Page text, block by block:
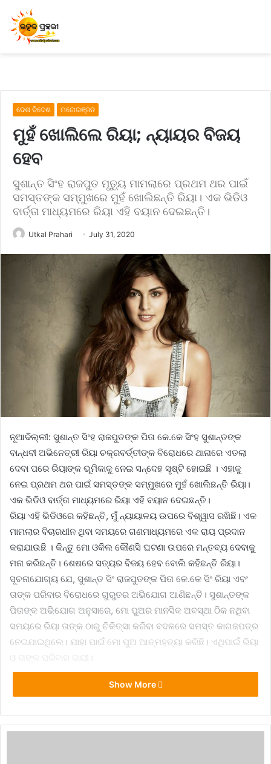
ଦେଶ ବିଦେଶ ମନୋରଞ୍ଜନ
ମୁହଁ ଖୋଲିଲେ ରିୟା; ନ୍ୟାୟର ବିଜୟ
ହେବ
ସୁଶାନ୍ତ ସିଂହ ରାଜପୁତ ମୃତ୍ୟୁ ମାମଲାରେ ପ୍ରଥମ ଥର ପାଇଁ
ସମସ୍ତଙ୍କ ସମ୍ମୁଖରେ ମୁହଁ ଖୋଲିଛନ୍ତି ରିୟା। ଏକ ଭିଡିଓ
ବାର୍ତ୍ତା ମାଧ୍ୟମରେ ରିୟା ଏହି ବୟାନ ଦେଇଛନ୍ତି।
Utkal Prahari July 31, 2020
ନୂଆଦିଲ୍ଲୀ: ସୁଶାନ୍ତ ସିଂହ ରାଜପୁତଙ୍କ ପିତା କେ.କେ ସିଂହ ସୁଶାନ୍ତଙ୍କ
ବାନ୍ଧବୀ ଅଭିନେତ୍ରୀ ରିୟା ଚକ୍ରବର୍ତ୍ତୀଙ୍କ ବିରୋଧରେ ଥାନାରେ ଏତଲା
ଦେବା ପରେ ରିୟାଙ୍କ ଭୂମିକାକୁ ନେଇ ସନ୍ଦେହ ସୃଷ୍ଟି ହୋଇଛି । ଏହାକୁ
ନେଇ ପ୍ରଥମ ଥର ପାଇଁ ସମସ୍ତଙ୍କ ସମ୍ମୁଖରେ ମୁହଁ ଖୋଲିଛନ୍ତି ରିୟା।
ଏକ ଭିଡିଓ ବାର୍ତ୍ତା ମାଧ୍ୟମରେ ରିୟା ଏହି ବୟାନ ଦେଇଛନ୍ତି।
ରିୟା ଏହି ଭିଡିଓରେ କହିଛନ୍ତି, ମୁଁ ନ୍ୟାୟାଳୟ ଉପରେ ବିଶ୍ୱାସ ରଖିଛି। ଏକ
ମାମଲାର ବିଚାରଧୀନ ଥିବା ସମୟରେ ଗଣମାଧ୍ୟମରେ ଏକ ରାୟ ପ୍ରଦାନ
କରାଯାଉଛି । କିନ୍ତୁ ମୋ ଓକିଲ କୌଣସି ଘଟଣା ଉପରେ ମନ୍ତବ୍ୟ ଦେବାକୁ
ମନା କରିଛନ୍ତି। ଶେଷରେ ସତ୍ୟର ବିଜୟ ହେବ ବୋଲି କହିଛନ୍ତି ରିୟା।
ସୂଚନାଯୋଗ୍ୟ ଯେ, ସୁଶାନ୍ତ ସିଂ ରାଜପୁତଙ୍କ ପିତା କେ.କେ ସିଂ ରିୟା ଏବଂ
ତାଙ୍କ ପରିବାର ବିରୋଧରେ ଗୁରୁତର ଅଭିଯୋଗ ଆଣିଛନ୍ତି। ସୁଶାନ୍ତଙ୍କ
ପିତାଙ୍କ ଅଭିଯୋଗ ଅନୁସାରେ, ମୋ ପୁଅର ମାନସିକ ଅବସ୍ଥା ଠିକ ନଥିବା
ସମୟରେ ରିୟା ତାଙ୍କ ଠାରୁ ଚିକିତ୍ସା କରିବା ବଦଳରେ ସମସ୍ତ କାଗଜପତ୍ର
ନେଇଯାଇଥିଲେ। ଯାହା ପାଇଁ ମୋ ପୁଅ ଆତ୍ମହତ୍ୟା କରିଛି। ଏଥିପାଇଁ ରିୟା
ଓ ତାଙ୍କ ପରିବାର ଦାୟୀ।
ଏହା ସହ ତାଙ୍କ ପିତା ଅଭିଯୋଗ କରିଛନ୍ତି, ମୋ ପୁଅର ଏକ ବ୍ୟାଙ୍କ
ଆକାଉଣ୍ଟରୁ ତା ଅଜାଣତରେ ୧୭ କୋଟି ଟଙ୍କାର କାରବାର ହୋଇଛି। ଏହି
Show More